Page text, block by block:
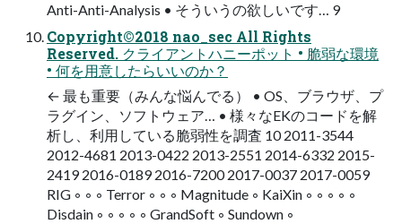
Anti-Anti-Analysis • そういうの欲しいです… 9
Copyright©2018 nao_sec All Rights
Reserved. クライアントハニーポット • 脆弱な環境
• 何を用意したらいいのか？
← 最も重要（みんな悩んでる） • OS、ブラウザ、プ
ラグイン、ソフトウェア… • 様々なEKのコードを解
析し、利用している脆弱性を調査 10 2011-3544
2012-4681 2013-0422 2013-2551 2014-6332 2015-
2419 2016-0189 2016-7200 2017-0037 2017-0059
RIG ◦ ◦ ◦ Terror ◦ ◦ ◦ Magnitude ◦ KaiXin ◦ ◦ ◦ ◦ ◦
Disdain ◦ ◦ ◦ ◦ ◦ GrandSoft ◦ Sundown ◦